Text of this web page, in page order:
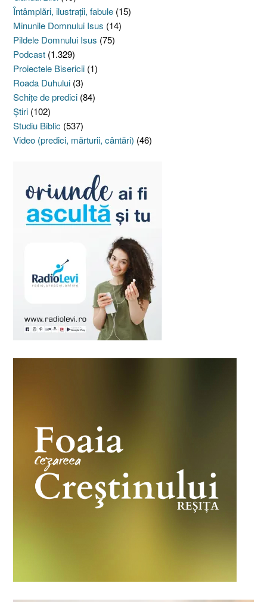
Întâmplări, ilustraţii, fabule (15)
Minunile Domnului Isus (14)
Pildele Domnului Isus (75)
Podcast (1.329)
Proiectele Bisericii (1)
Roada Duhului (3)
Schiţe de predici (84)
Ştiri (102)
Studiu Biblic (537)
Video (predici, mărturii, cântări) (46)